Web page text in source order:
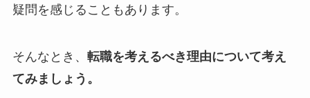
疑問を感じることもあります。
そんなとき、 転職を考えるべき理由について考え
てみましょう。